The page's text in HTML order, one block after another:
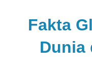
Fakta
Dunia